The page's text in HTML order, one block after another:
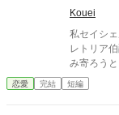
開きません
Kouei
私セイシ
レトリア伯爵
み寄ろう
ート様の本音を。 『我慢するしかない』
私はルパ
恋愛 完結 短編